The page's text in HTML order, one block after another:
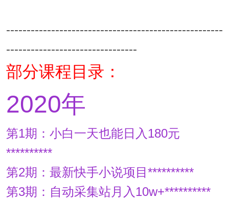
-----------------------------------------------------
--------------------------------
部分课程目录：
2020年
第1期：小白一天也能日入180元
**********
第2期：最新快手小说项目**********
第3期：自动采集站月入10w+**********